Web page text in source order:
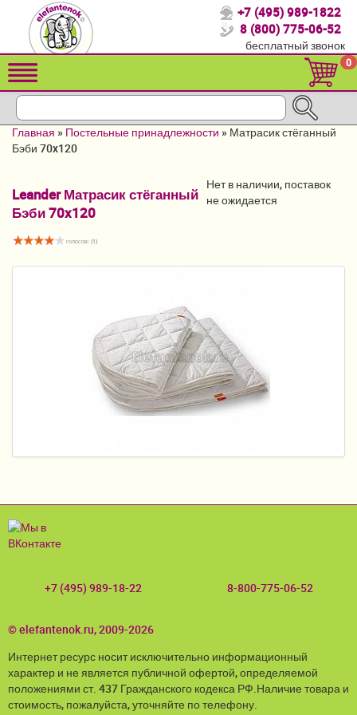
Спасибо, что выбрали нас!
Распродажа!
Детские коляски
Кроватки для новорожденных
Конверты, муфты
Детский транспорт
Постельные принадлежности
Манежи
Безопасность ребенка
Принадлежности для выписки
Сумки для мам и детей
Кенгуру и слинги
+7 (495) 989-1822
8 (800) 775-06-52
бесплатный звонок
0
Главная » Постельные принадлежности » Матрасик стёганный
Бэби 70x120
Leander Матрасик стёганный
Бэби 70x120
голосов: (1)
Нет в наличии, поставок
не ожидается
+7 (495) 989-18-22 8-800-775-06-52
© elefantenok.ru, 2009-2026
Интернет ресурс носит исключительно информационный
характер и не является публичной офертой, определяемой
положениями ст. 437 Гражданского кодекса РФ.Наличие товара и
стоимость, пожалуйста, уточняйте по телефону.